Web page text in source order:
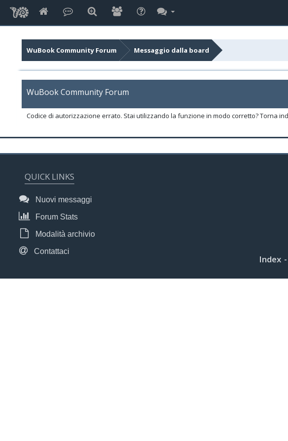
WuBook Community Forum Messaggio dalla board
WuBook Community Forum
Codice di autorizzazione errato. Stai utilizzando la funzione in modo corretto? Torna
QUICK LINKS
Nuovi messaggi
Forum Stats
Modalità archivio
Contattaci
Index